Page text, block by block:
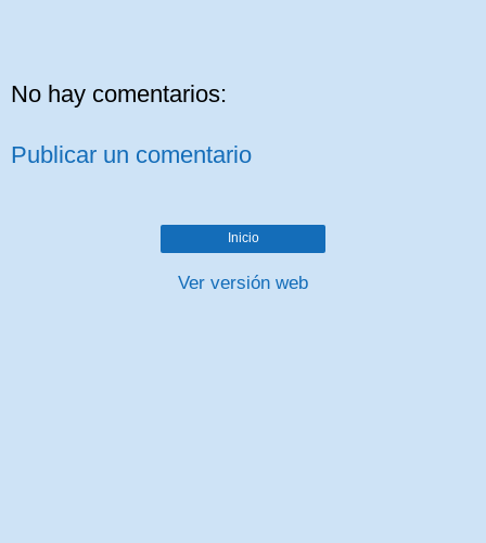
No hay comentarios:
Publicar un comentario
Inicio
Ver versión web